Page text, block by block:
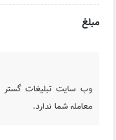
مبلغ
وب سایت تبلیغات گستر
معامله شما ندارد.